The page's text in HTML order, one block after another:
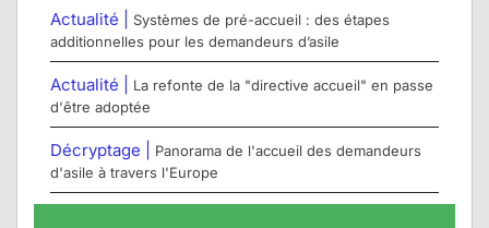
Actualité |
Systèmes de pré-accueil : des étapes
additionnelles pour les demandeurs d’asile
Actualité |
La refonte de la "directive accueil" en passe
d'être adoptée
Décryptage |
Panorama de l'accueil des demandeurs
d'asile à travers l'Europe